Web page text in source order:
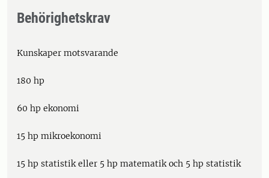
Behörighetskrav
Kunskaper motsvarande
180 hp
60 hp ekonomi
15 hp mikroekonomi
15 hp statistik eller 5 hp matematik och 5 hp statistik